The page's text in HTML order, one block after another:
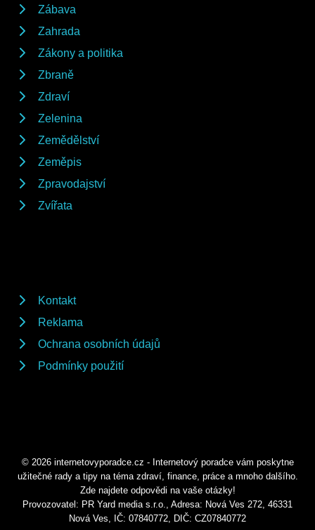
Zábava
Zahrada
Zákony a politika
Zbraně
Zdraví
Zelenina
Zemědělství
Zeměpis
Zpravodajství
Zvířata
Kontakt
Reklama
Ochrana osobních údajů
Podmínky použití
© 2026 internetovyporadce.cz - Internetový poradce vám poskytne
užitečné rady a tipy na téma zdraví, finance, práce a mnoho dalšího.
Zde najdete odpovědi na vaše otázky!
Provozovatel: PR Yard media s.r.o., Adresa: Nová Ves 272, 46331
Nová Ves, IČ: 07840772, DIČ: CZ07840772